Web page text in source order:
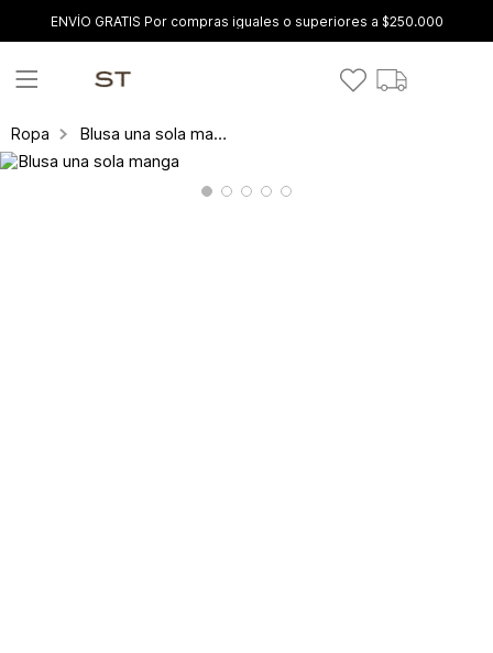
ENVÍO GRATIS Por compras iguales o superiores a $250.000
Ropa Blusa una sola manga